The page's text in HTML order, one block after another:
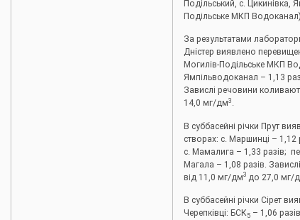
Подільський, с. Цикинівка,
Подільське МКП
За результатами
Дністер виявлено
Могилів-Подільське МКП
Ямпільводоканал – 1,13
Завислі речовини
14,0 мг/дм3 .
В суббасейні річки Прут
створах: с. Маршинці – 1,12
с. Мамалига – 1,33 разів;
Магала – 1,08 разів.
від 11,0 мг/дм3 до 27,0 мг/
В суббасейні річки Сірет
Черепківці: БСК5 – 1,06